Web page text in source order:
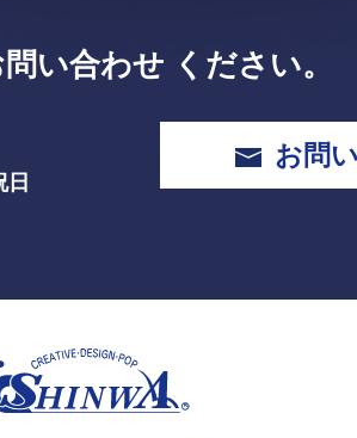
い合わせ ください。
⽇
お問